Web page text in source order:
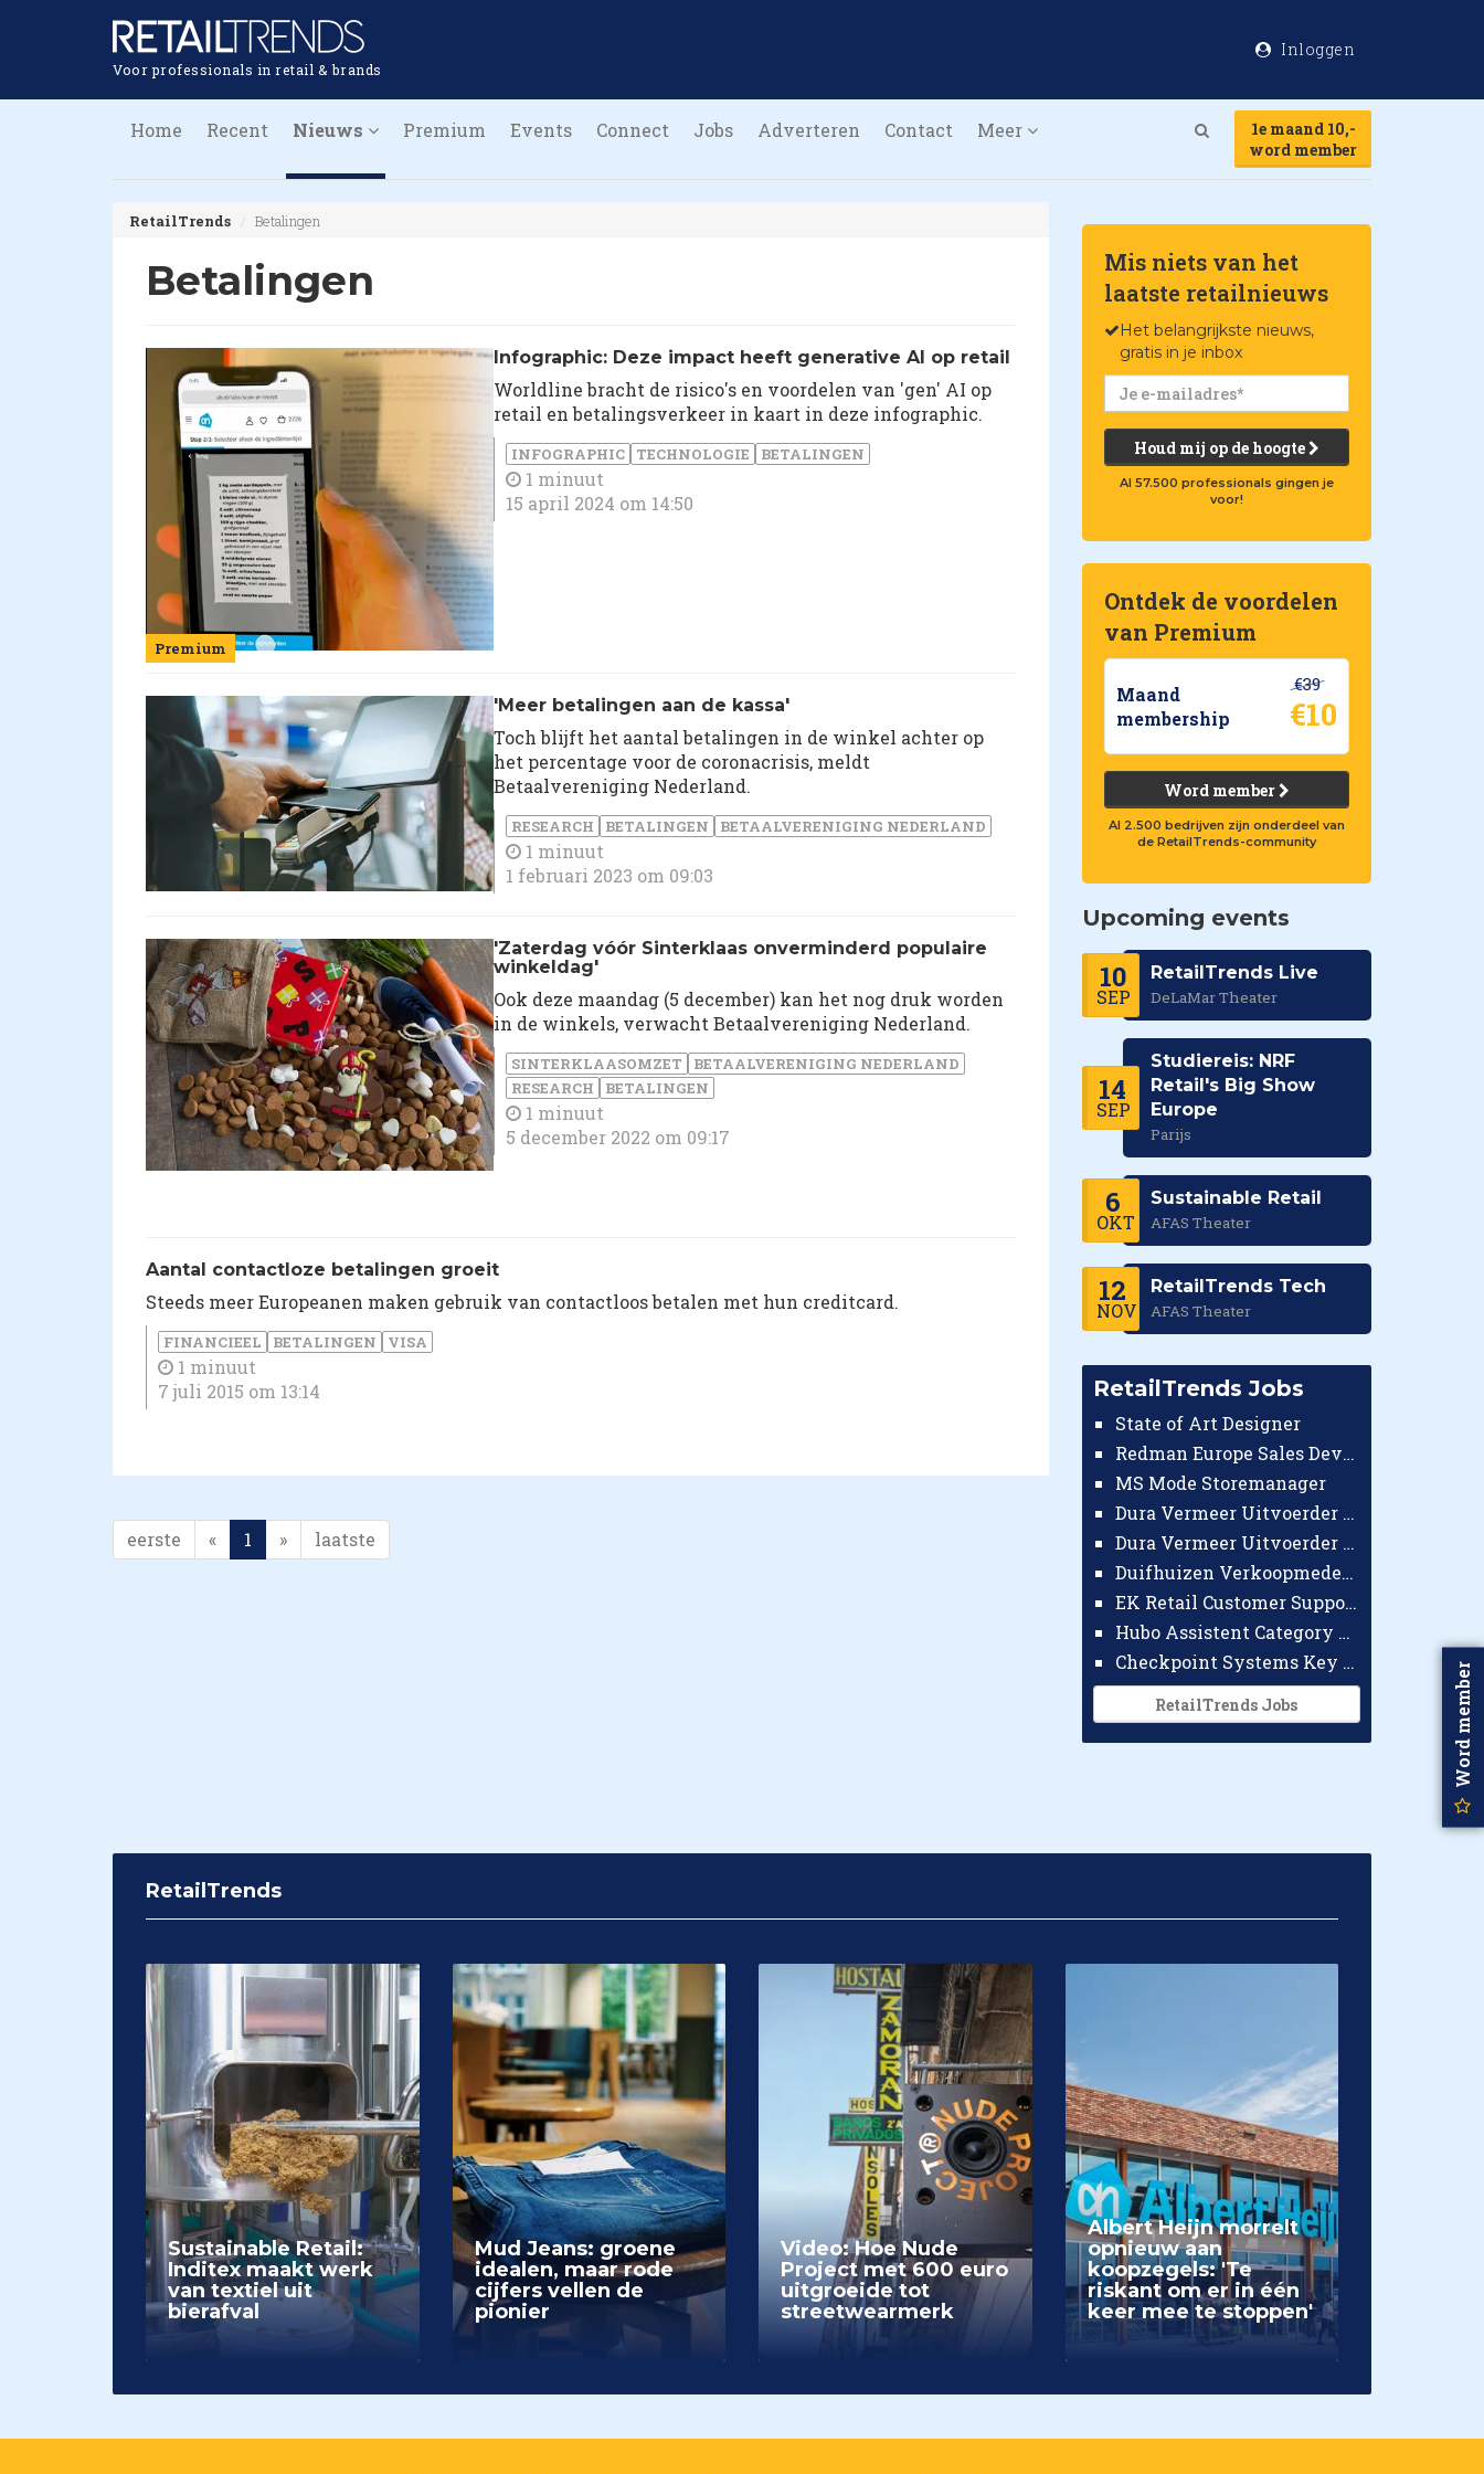
Voor professionals in retail & brands
Inloggen
Home Recent Nieuws Premium Events Connect Jobs Adverteren Contact Meer
1e maand 10,-
word member
RetailTrends Betalingen
Betalingen
Premium
Infographic: Deze impact heeft generative AI op retail
Worldline bracht de risico's en voordelen van 'gen' AI op
retail en betalingsverkeer in kaart in deze infographic.
INFOGRAPHIC TECHNOLOGIE BETALINGEN
1 minuut
15 april 2024 om 14:50
'Meer betalingen aan de kassa'
Toch blijft het aantal betalingen in de winkel achter op
het percentage voor de coronacrisis, meldt
Betaalvereniging Nederland.
RESEARCH BETALINGEN BETAALVERENIGING NEDERLAND
1 minuut
1 februari 2023 om 09:03
'Zaterdag vóór Sinterklaas onverminderd populaire
winkeldag'
Ook deze maandag (5 december) kan het nog druk worden
in de winkels, verwacht Betaalvereniging Nederland.
SINTERKLAASOMZET
BETAALVERENIGING NEDERLAND
RESEARCH
BETALINGEN
1 minuut
5 december 2022 om 09:17
Aantal contactloze betalingen groeit
Steeds meer Europeanen maken gebruik van contactloos betalen met hun creditcard.
FINANCIEEL BETALINGEN VISA
1 minuut
7 juli 2015 om 13:14
eerste « 1 » laatste
Mis niets van het
laatste retailnieuws
Het belangrijkste nieuws,
gratis in je inbox
Houd mij op de hoogte
Al 57.500 professionals gingen je
voor!
Ontdek de voordelen
van Premium
Maand
membership
€39
€10
Word member
Al 2.500 bedrijven zijn onderdeel van
de RetailTrends-community
Upcoming events
10
SEP
RetailTrends Live
DeLaMar Theater
14
SEP
Studiereis: NRF
Retail's Big Show
Europe
Parijs
6
OKT
Sustainable Retail
AFAS Theater
12
NOV
RetailTrends Tech
AFAS Theater
RetailTrends Jobs
State of Art Designer
Redman Europe Sales Developer (Europe)
MS Mode Storemanager
Dura Vermeer Uitvoerder GWW Amsterdam
Dura Vermeer Uitvoerder Civiel Nijmegen
Duifhuizen Verkoopmedewerker Ridderkerk
EK Retail Customer Support Omnichannel
Hubo Assistent Category Manager
Checkpoint Systems Key Accountmanager Benelux
RetailTrends Jobs
RetailTrends
Sustainable Retail:
Inditex maakt werk
van textiel uit
bierafval
Mud Jeans: groene
idealen, maar rode
cijfers vellen de
pionier
Video: Hoe Nude
Project met 600 euro
uitgroeide tot
streetwearmerk
Albert Heijn morrelt
opnieuw aan
koopzegels: 'Te
riskant om er in één
keer mee te stoppen'
Word member